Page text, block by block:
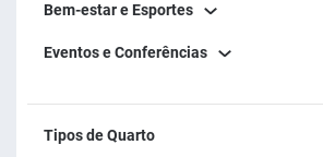
fluminense. Não aceitamos animais de
Bem-estar e Esportes
Eventos e Conferências
Tipos de Quarto